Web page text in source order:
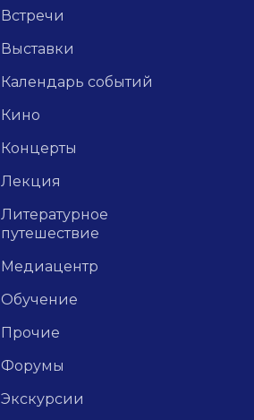
Встречи
Выставки
Календарь событий
Кино
Концерты
Лекция
Литературное
путешествие
Медиацентр
Обучение
Прочие
Форумы
Экскурсии